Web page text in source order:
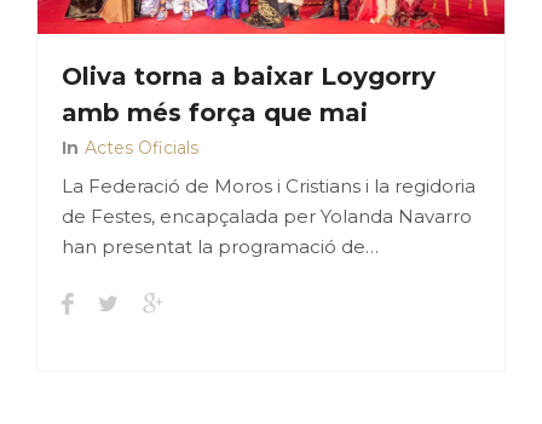
Oliva torna a baixar Loygorry
amb més força que mai
In Actes Oficials
La Federació de Moros i Cristians i la regidoria
de Festes, encapçalada per Yolanda Navarro
han presentat la programació de…